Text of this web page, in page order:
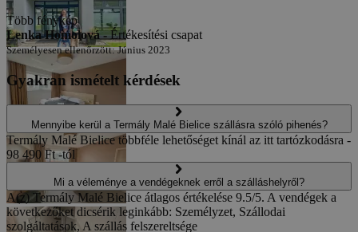
Több fénykép
Lenka Homolová -Értékesítési csapat
Személyesen ellenőrzött: Június 2023
Gyakran ismételt kérdések
Mennyibe kerül a Termály Malé Bielice szállásra szóló pihenés?
Termály Malé Bielice többféle lehetőséget kínál az itt tartózkodásra -
98 490 Ft -tól
Mi a véleménye a vendégeknek erről a szálláshelyről?
A(z) Termály Malé Bielice átlagos értékelése 9.5/5. A vendégek a
következőket dicsérik leginkább: Személyzet, Szállodai
szolgáltatások, A szállás felszereltsége